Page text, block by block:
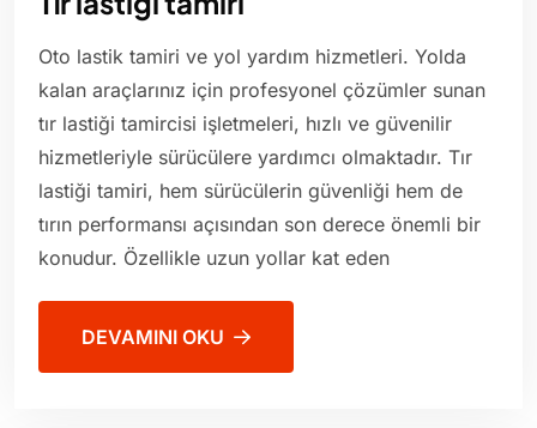
Oto lastik tamiri ve yol yardım hizmetleri. Yolda
kalan araçlarınız için profesyonel çözümler sunan
tır lastiği tamircisi işletmeleri, hızlı ve güvenilir
hizmetleriyle sürücülere yardımcı olmaktadır. Tır
lastiği tamiri, hem sürücülerin güvenliği hem de
tırın performansı açısından son derece önemli bir
konudur. Özellikle uzun yollar kat eden
DEVAMINI OKU